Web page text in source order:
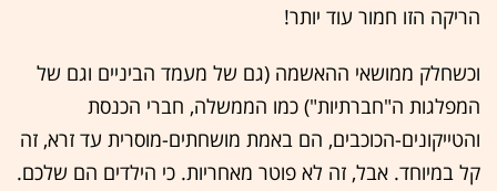
הריקה הזו חמור עוד יותר!
וכשחלק ממושאי ההאשמה (גם של מעמד הביניים וגם של
המפלגות ה"חברתיות") כמו הממשלה, חברי הכנסת
והטייקונים-הכוכבים, הם באמת מושחתים-מוסרית עד זרא, זה
קל במיוחד. אבל, זה לא פוטר מאחריות. כי הילדים הם שלכם.